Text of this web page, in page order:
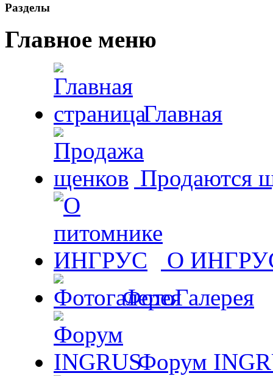
Рaзделы
Главное меню
Главная
Продаются
О
ФотоГалерея
Форум